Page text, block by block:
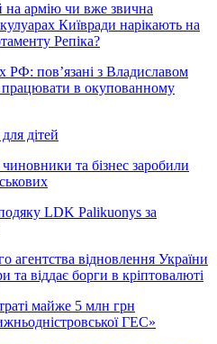
на армію чи вже звична
Київради нарікають на
Репіка?
РФ: пов’язані з Владиславом
працювати в окупованному
дітей
та бізнес заробили
LDK Palikuonys за
агентства відновлення України
та віддає борги в кріптовалюті
майже 5 млн грн
ГЕС»